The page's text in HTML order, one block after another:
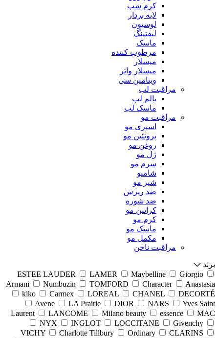
کرم شب
لایه بردار
لوسیون
لیفتینگ
ماسک
مرطوب کننده
میسلار
میسلار واتر
ویتامین سی
مراقبت لب
بالم لب
ماسک لب
مراقبت مو
اسپری مو
پروتئین مو
روغن مو
ژل مو
سرم مو
شامپو
شیر مو
ضد ریزش
ضد شوره
کراتین مو
کرم مو
ماسک مو
مکمل مو
مراقبت ناخن
برند
ESTEE LAUDER
LAMER Maybelline
Giorgio
Armani
Numbuzin TOMFORD Character
Anastasia
kiko
Carmex LOREAL CHANEL
DECORTÉ
Avene
LA Prairie DIOR NARS
Yves Saint
Laurent
LANCOME Milano beauty essence
MAC
NYX
INGLOT LOCCITANE
Givenchy
VICHY
Charlotte Tillbury Ordinary
CLARINS